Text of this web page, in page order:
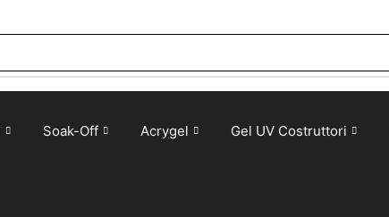
Soak-Off Acrygel Gel UV Costruttori